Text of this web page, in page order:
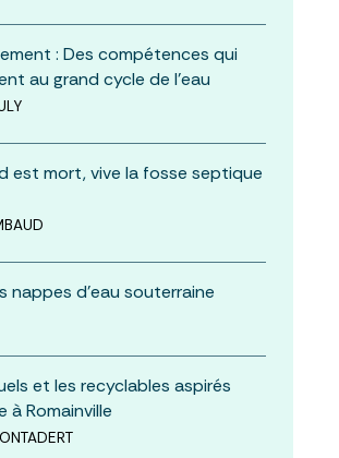
: Des compétences qui
au grand cycle de l’eau
est mort, vive la fosse septique
nappes d'eau souterraine
et les recyclables aspirés
à Romainville